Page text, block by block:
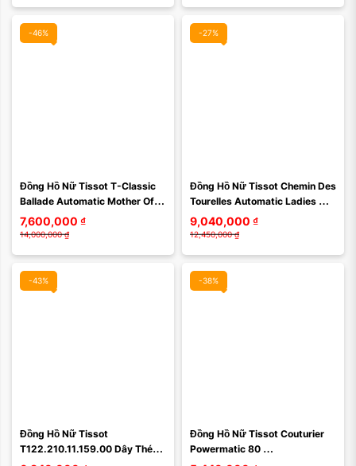
-46%
Đồng Hồ Nữ Tissot T-Classic
Ballade Automatic Mother Of
Pearl Dial Ladies Watch
T1082081111700 ...
7,600,000 ₫
14,000,000 ₫
-27%
Đồng Hồ Nữ Tissot Chemin Des
Tourelles Automatic Ladies
Watch T099.207.11.116.00 Màu
Bạc
9,040,000 ₫
12,450,000 ₫
-43%
Xóa
Đồng Hồ Nữ Tissot
T122.210.11.159.00 Dây Thép
-38%
Xóa
Đồng Hồ Nữ Tissot Couturier
Powermatic 80
Xóa Xóa